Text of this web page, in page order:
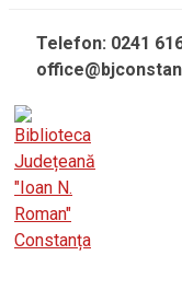
content
Telefon: 0241